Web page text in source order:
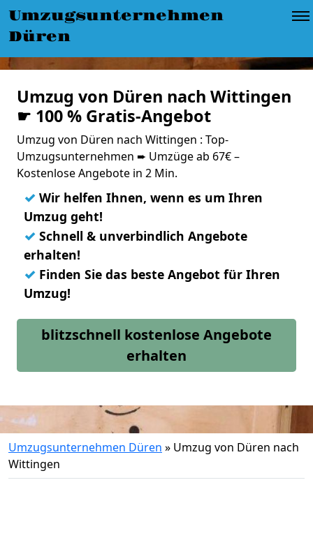
Umzugsunternehmen
Düren
Umzug von Düren nach Wittingen
☛ 100 % Gratis-Angebot
Umzug von Düren nach Wittingen : Top-
Umzugsunternehmen ➨ Umzüge ab 67€ –
Kostenlose Angebote in 2 Min.
✓ Wir helfen Ihnen, wenn es um Ihren
Umzug geht!
✓ Schnell & unverbindlich Angebote
erhalten!
✓ Finden Sie das beste Angebot für Ihren
Umzug!
blitzschnell kostenlose Angebote
erhalten
Umzugsunternehmen Düren » Umzug von Düren nach
Wittingen